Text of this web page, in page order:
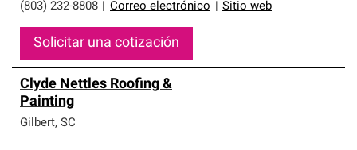
(803) 232-8808 Correo electrónico Sitio web
Solicitar una cotización
Clyde Nettles Roofing &
Painting
Gilbert, SC